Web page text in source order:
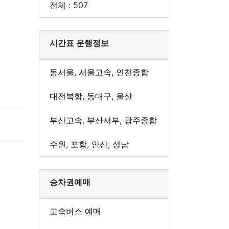
전체 : 507
시간표 운행정보
동서울, 서울고속, 인천종합
대전복합, 동대구, 울산
부산고속, 부산서부, 광주종합
수원, 포항, 안산, 성남
승차권예매
고속버스 예매